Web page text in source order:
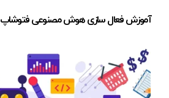
آموزش فعال سازی هوش مصنوعی فتوشاپ